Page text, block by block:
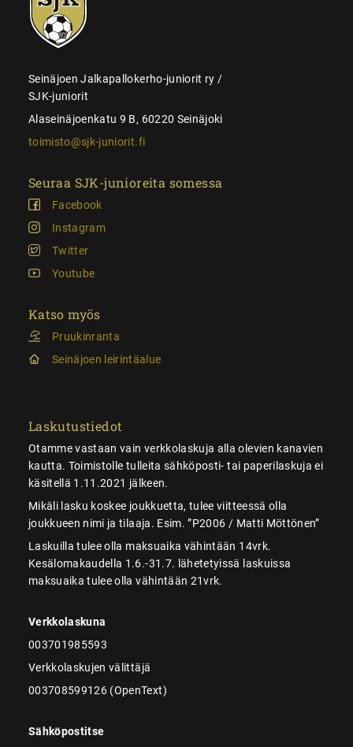
juniorit
Seinäjoen Jalkapallokerho-juniorit ry /
SJK-juniorit
Alaseinäjoenkatu 9 B, 60220 Seinäjoki
toimisto@sjk-juniorit.fi
Seuraa SJK-junioreita somessa
Facebook
Instagram
Twitter
Youtube
Katso myös
Pruukinranta
Seinäjoen leirintäalue
Laskutustiedot
Otamme vastaan vain verkkolaskuja alla olevien kanavien
kautta. Toimistolle tulleita sähköposti- tai paperilaskuja ei
käsitellä 1.11.2021 jälkeen.
Mikäli lasku koskee joukkuetta, tulee viitteessä olla
joukkueen nimi ja tilaaja. Esim. ”P2006 / Matti Möttönen”
Laskuilla tulee olla maksuaika vähintään 14vrk.
Kesälomakaudella 1.6.-31.7. lähetetyissä laskuissa
maksuaika tulee olla vähintään 21vrk.
Verkkolaskuna
003701985593
Verkkolaskujen välittäjä
003708599126 (OpenText)
Sähköpostitse